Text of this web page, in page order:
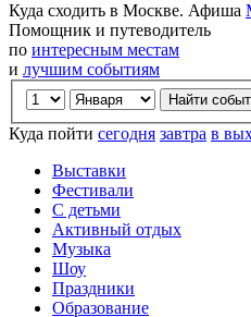
Куда сходить в Москве. Афиша
Помощник и путеводитель
по интересным местам
и лучшим событиям
Куда пойти сегодня завтра в
Выставки
Фестивали
С детьми
Активный отдых
Музыка
Шоу
Праздники
Образование